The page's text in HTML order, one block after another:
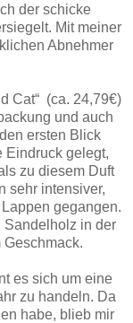
der schicke
Mit meiner
Abnehmer
Cat“ (ca. 24,79€)
und auch
ersten Blick
Eindruck gelegt,
zu diesem Duft
sehr intensiver,
gegangen.
Sandelholz in der
es sich um eine
zu handeln. Da
habe, blieb mir